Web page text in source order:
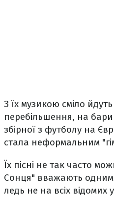
З їх музикою сміло
перебільшення, на
збірної з футболу на
стала неформальним
Їх пісні не так часто
Сонця" вважають одним
ледь не на всіх відомих